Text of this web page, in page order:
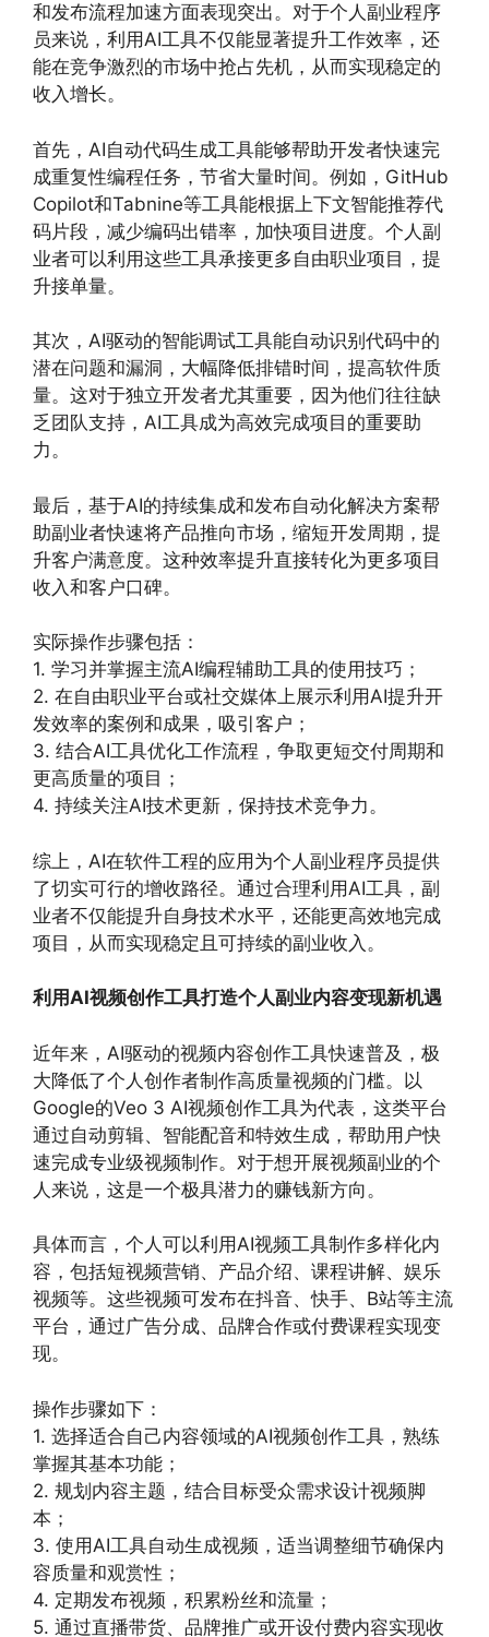
和发布流程加速方面表现突出。对于个人副业程序
员来说，利用AI工具不仅能显著提升工作效率，还
能在竞争激烈的市场中抢占先机，从而实现稳定的
收入增长。
首先，AI自动代码生成工具能够帮助开发者快速完
成重复性编程任务，节省大量时间。例如，GitHub
Copilot和Tabnine等工具能根据上下文智能推荐代
码片段，减少编码出错率，加快项目进度。个人副
业者可以利用这些工具承接更多自由职业项目，提
升接单量。
其次，AI驱动的智能调试工具能自动识别代码中的
潜在问题和漏洞，大幅降低排错时间，提高软件质
量。这对于独立开发者尤其重要，因为他们往往缺
乏团队支持，AI工具成为高效完成项目的重要助
力。
最后，基于AI的持续集成和发布自动化解决方案帮
助副业者快速将产品推向市场，缩短开发周期，提
升客户满意度。这种效率提升直接转化为更多项目
收入和客户口碑。
实际操作步骤包括：
1. 学习并掌握主流AI编程辅助工具的使用技巧；
2. 在自由职业平台或社交媒体上展示利用AI提升开
发效率的案例和成果，吸引客户；
3. 结合AI工具优化工作流程，争取更短交付周期和
更高质量的项目；
4. 持续关注AI技术更新，保持技术竞争力。
综上，AI在软件工程的应用为个人副业程序员提供
了切实可行的增收路径。通过合理利用AI工具，副
业者不仅能提升自身技术水平，还能更高效地完成
项目，从而实现稳定且可持续的副业收入。
利用AI视频创作工具打造个人副业内容变现新机遇
近年来，AI驱动的视频内容创作工具快速普及，极
大降低了个人创作者制作高质量视频的门槛。以
Google的Veo 3 AI视频创作工具为代表，这类平台
通过自动剪辑、智能配音和特效生成，帮助用户快
速完成专业级视频制作。对于想开展视频副业的个
人来说，这是一个极具潜力的赚钱新方向。
具体而言，个人可以利用AI视频工具制作多样化内
容，包括短视频营销、产品介绍、课程讲解、娱乐
视频等。这些视频可发布在抖音、快手、B站等主流
平台，通过广告分成、品牌合作或付费课程实现变
现。
操作步骤如下：
1. 选择适合自己内容领域的AI视频创作工具，熟练
掌握其基本功能；
2. 规划内容主题，结合目标受众需求设计视频脚
本；
3. 使用AI工具自动生成视频，适当调整细节确保内
容质量和观赏性；
4. 定期发布视频，积累粉丝和流量；
5. 通过直播带货、品牌推广或开设付费内容实现收